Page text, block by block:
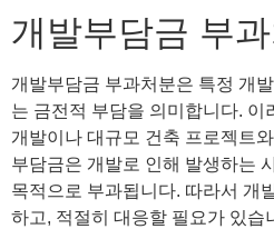
개발부담금 부
개발부담금 부과처분은 특정 개
는 금전적 부담을 의미합니다. 이
개발이나 대규모 건축 프로젝트
부담금은 개발로 인해 발생하는
목적으로 부과됩니다. 따라서 개
하고, 적절히 대응할 필요가 있습